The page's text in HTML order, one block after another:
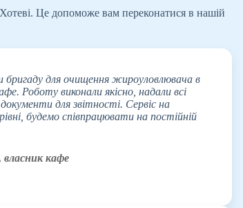
Це допоможе вам переконатися в нашій
бригаду для очищення жироуловлювача в
Роботу виконали якісно, надали всі
документи для звітності. Сервіс на
будемо співпрацювати на постійній
власник кафе